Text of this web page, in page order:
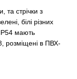
та стрічки з
білі різних
мають
розміщені в ПВХ-